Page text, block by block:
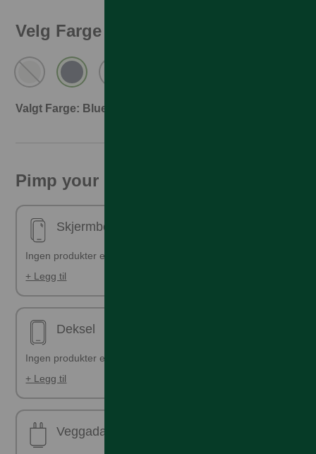
Velg Farge
Valgt Farge: Blue Titanium
Pimp your phone!
Skjermbeskyttelse - ferdig påsatt
Ingen produkter er valgt
+ Legg til
Deksel
Ingen produkter er valgt
+ Legg til
Veggadapter